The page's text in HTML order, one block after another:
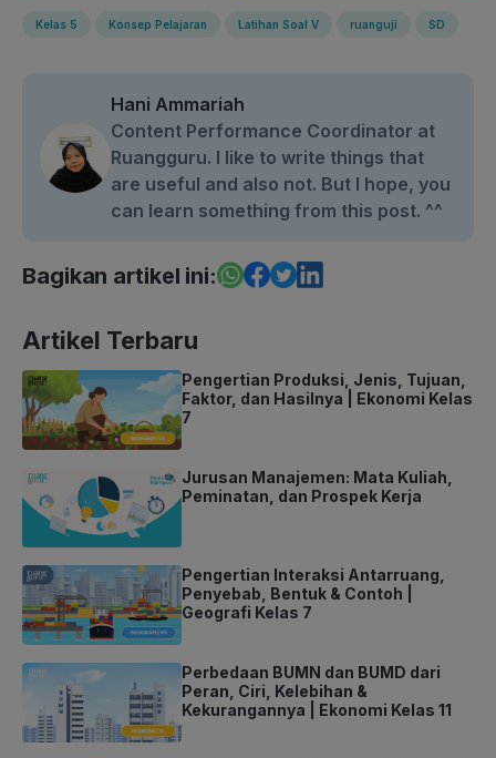
Kelas 5 Konsep Pelajaran Latihan Soal V ruanguji SD
Hani Ammariah
Content Performance Coordinator at
Ruangguru. I like to write things that
are useful and also not. But I hope, you
can learn something from this post. ^^
Bagikan artikel ini:
Artikel Terbaru
Pengertian Produksi, Jenis, Tujuan,
Faktor, dan Hasilnya | Ekonomi Kelas
7
Jurusan Manajemen: Mata Kuliah,
Peminatan, dan Prospek Kerja
Pengertian Interaksi Antarruang,
Penyebab, Bentuk & Contoh |
Geografi Kelas 7
Perbedaan BUMN dan BUMD dari
Peran, Ciri, Kelebihan &
Kekurangannya | Ekonomi Kelas 11